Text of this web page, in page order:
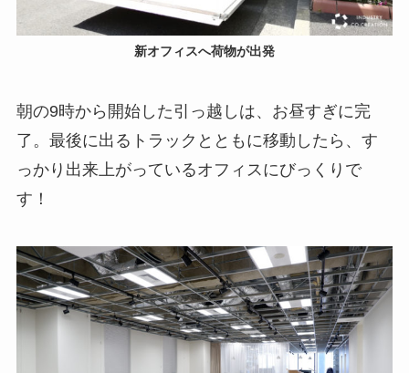
新オフィスへ荷物が出発
朝の9時から開始した引っ越しは、お昼すぎに完
了。最後に出るトラックとともに移動したら、す
っかり出来上がっているオフィスにびっくりで
す！